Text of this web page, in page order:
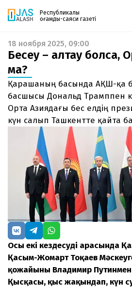
Республикалық
қоғамдық-саяси газеті
Жаңалықтар
Спорт
Live
Руханият
Аймақ
Архив
Заң және тәртіп
Редакциямен байланыс
+7 708 604 51 06
Жарнама бөлімі
+7 701 220 64 52
zhasalash100@gmail.com
Газетке жазылу
PDF форматтағы газетті ай сайын
поштаңызға алып отырыңыз.
шыққан сәтте сізге бірден
енгізіңіз, біз қалғанын өзіміз
18 ноября 2025, 09:00
Бесеу – алтау болса,
ма?
Қарашаның басында АҚШ-қа
басшысы Дональд Трамппен
Орта Азиядағы бес елдің
күн салып Ташкентте қайта
Осы екі кездесудің арасында
Қасым-Жомарт Тоқаев
қожайыны Владимир
Қысқасы, қыс жақындап, күн